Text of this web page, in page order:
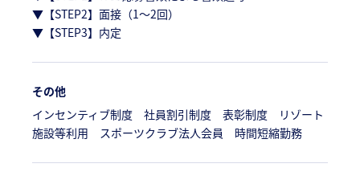
▼【STEP2】面接（1～2回）
▼【STEP3】内定
その他
インセンティブ制度 社員割引制度 表彰制度 リゾート
施設等利用 スポーツクラブ法人会員 時間短縮勤務